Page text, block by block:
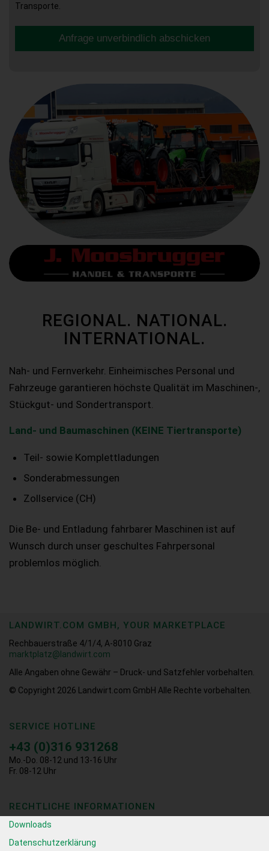
Transporte.
Anfrage unverbindlich abschicken
REGIONAL. NATIONAL.
INTERNATIONAL.
Nah- und Fernverkehr. Einheimisches Personal und
Fahrzeuge garantieren höchste Qualität im Maschinen-,
Stückgut- und Sondertransport.
Land- und Baumaschinen (KEINE Tiertransporte)
Teil- sowie Komplettladungen
Sonderabmessungen
Zollservice (CH)
Die Be- und Entladung fahrbarer Maschinen ist auf
Wunsch durch unser geschultes Fahrpersonal
problemlos möglich.
LANDWIRT.COM GMBH, YOUR MARKETPLACE
Rechbauerstraße 4/1/4, A-8010 Graz
marktplatz@landwirt.com
Alle Angaben ohne Gewähr – Druck- und Satzfehler vorbehalten.
© Copyright 2026
Landwirt.com GmbH Alle Rechte vorbehalten.
SERVICE HOTLINE
+43 (0)316 931268
Mo.-Do. 08-12 und 13-16 Uhr
Fr. 08-12 Uhr
RECHTLICHE INFORMATIONEN
Downloads
Datenschutzerklärung